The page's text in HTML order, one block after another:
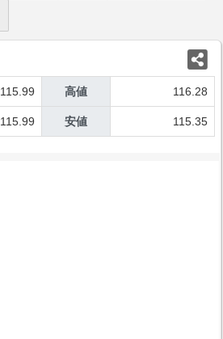
115.99 高値 116.28
115.99 安値 115.35